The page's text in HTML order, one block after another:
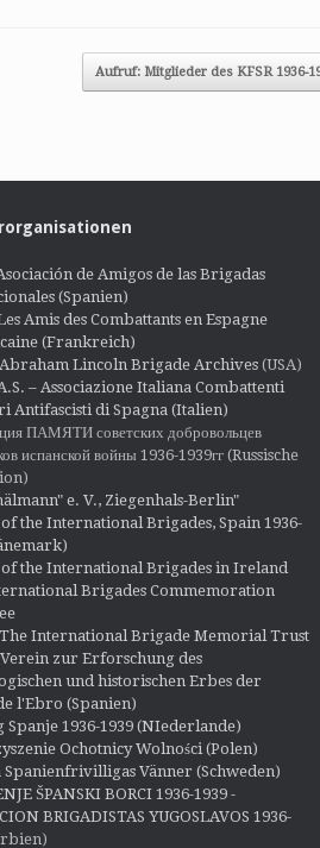
Aufruf: Mitglieder des KFSR 1936-
de Amigos de las Brigadas
(Spanien)
Amis des Combattants en Espagne
(Frankreich)
Lincoln Brigade Archives(USA)
– Associazione Italiana Combattenti
Antifascisti di Spagna (Italien)
ПАМЯТИ советских добровольцев
испанской войны 1936-1939гг (Russische
e. V., Ziegenhals-Berlin"
the International Brigades, Spain 1936-
the International Brigades in Ireland
Brigades Commemoration
International Brigade Memorial Trust
zur Erforschung des
und historischen Erbes der
l'Ebro (Spanien)
Spanje 1936-1939 (NIederlande)
Ochotnicy Wolności (Polen)
Spanienfrivilligas Vänner (Schweden)
ŠPANSKI BORCI 1936-1939 -
BRIGADISTAS YUGOSLAVOS 1936-